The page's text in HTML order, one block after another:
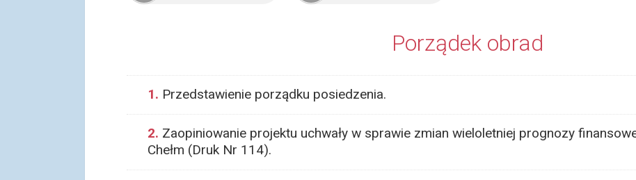
Porządek obrad
1. Przedstawienie porządku posiedzenia.
2. Zaopiniowanie projektu uchwały w sprawie zmian wieloletniej prognozy
Chełm (Druk Nr 114).